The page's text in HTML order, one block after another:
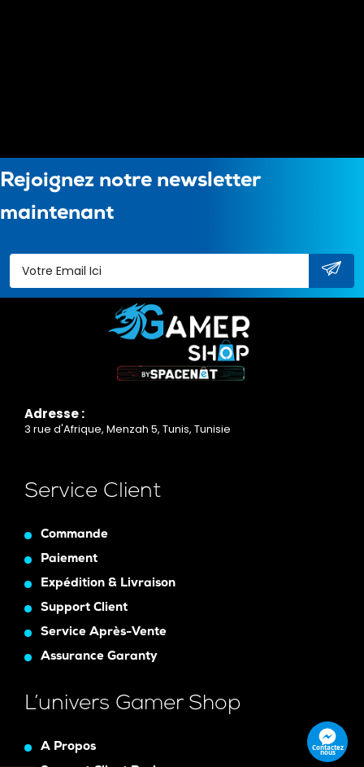
Rejoignez notre newsletter
maintenant
Adresse :
3 rue d'Afrique, Menzah 5, Tunis, Tunisie
Service Client
Commande
Paiement
Expédition & Livraison
Support Client
Service Après-Vente
Assurance Garanty
L’univers Gamer Shop
A Propos
Contactez
nous